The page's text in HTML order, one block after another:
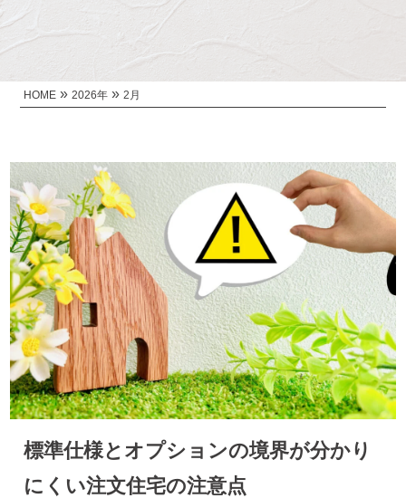
HOME »2026年 »2月
標準仕様とオプションの境界が分かり
にくい注文住宅の注意点